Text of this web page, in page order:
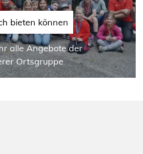
bieten können
alle Angebote der
Ortsgruppe